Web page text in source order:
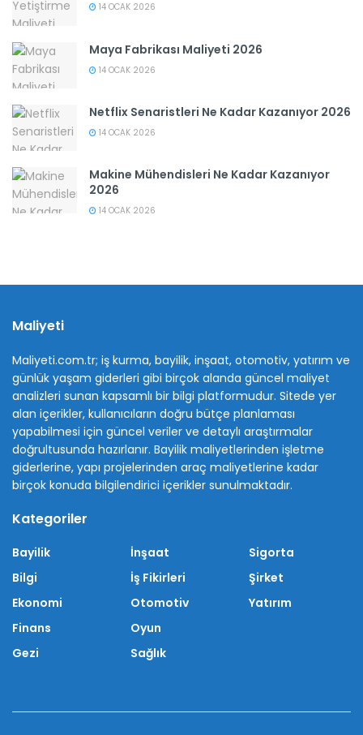
14 OCAK 2026
Maya Fabrikası Maliyeti 2026
14 OCAK 2026
Netflix Senaristleri Ne Kadar Kazanıyor 2026
14 OCAK 2026
Makine Mühendisleri Ne Kadar Kazanıyor
2026
14 OCAK 2026
Maliyeti
Maliyeti.com.tr; iş kurma, bayilik, inşaat, otomotiv, yatırım ve
günlük yaşam giderleri gibi birçok alanda güncel maliyet
analizleri sunan kapsamlı bir bilgi platformudur. Sitede yer
alan içerikler, kullanıcıların doğru bütçe planlaması
yapabilmesi için güncel veriler ve detaylı araştırmalar
doğrultusunda hazırlanır. Bayilik maliyetlerinden işletme
giderlerine, yapı projelerinden araç maliyetlerine kadar
birçok konuda bilgilendirici içerikler sunulmaktadır.
Kategoriler
Bayilik
Bilgi
Ekonomi
Finans
Gezi
İnşaat
İş Fikirleri
Otomotiv
Oyun
Sağlık
Sigorta
Şirket
Yatırım